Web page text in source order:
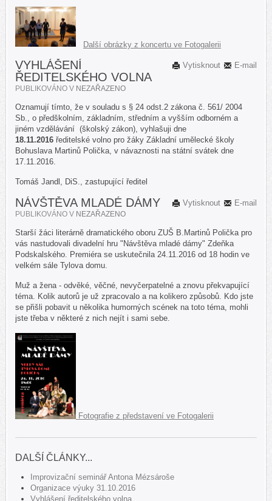
Další obrázky z koncertu ve Fotogalerii
E-mail
Vytisknout
VYHLÁŠENÍ
ŘEDITELSKÉHO VOLNA
PUBLIKOVÁNO V NEZAŘAZENO
Oznamují tímto, že v souladu s § 24 odst.2 zákona č. 561/ 2004
Sb., o předškolním, základním, středním a vyšším odborném a
jiném vzdělávání (školský zákon), vyhlašuji dne
18.11.2016 ředitelské volno pro žáky Základní umělecké školy
Bohuslava Martinů Polička, v návaznosti na státní svátek dne
17.11.2016.
Tomáš Jandl, DiS., zastupující ředitel
E-mail
Vytisknout
NÁVŠTĚVA MLADÉ DÁMY
PUBLIKOVÁNO V NEZAŘAZENO
Starší žáci literárně dramatického oboru ZUŠ B.Martinů Polička pro
vás nastudovali divadelní hru "Návštěva mladé dámy" Zdeňka
Podskalského. Premiéra se uskutečnila 24.11.2016 od 18 hodin ve
velkém sále Tylova domu.
Muž a žena - odvěké, věčné, nevyčerpatelné a znovu překvapující
téma. Kolik autorů je už zpracovalo a na kolikero způsobů. Kdo jste
se přišli pobavit u několika humorných scének na toto téma, mohli
jste třeba v některé z nich nejít i sami sebe.
Fotografie z představení ve Fotogalerii
DALŠÍ ČLÁNKY...
Improvizační seminář Antona Mézsároše
Organizace výuky 31.10.2016
Vyhlášení ředitelského volna